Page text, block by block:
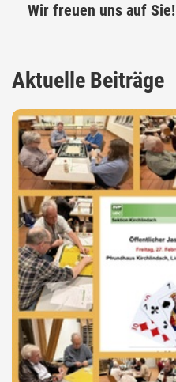
Wir freuen uns auf Sie!
Aktuelle Beiträge